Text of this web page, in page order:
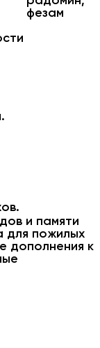
фезам
и памяти
для пожилых
дополнения к